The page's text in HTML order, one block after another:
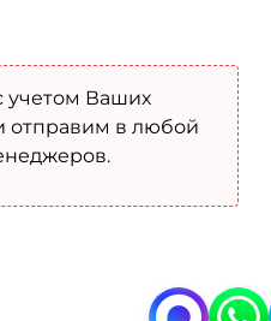
учетом Ваших
отправим в любой